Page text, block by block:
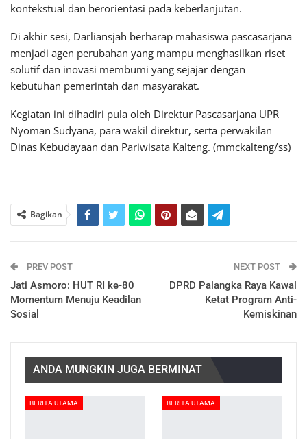
kontekstual dan berorientasi pada keberlanjutan.
Di akhir sesi, Darliansjah berharap mahasiswa pascasarjana
menjadi agen perubahan yang mampu menghasilkan riset
solutif dan inovasi membumi yang sejajar dengan
kebutuhan pemerintah dan masyarakat.
Kegiatan ini dihadiri pula oleh Direktur Pascasarjana UPR
Nyoman Sudyana, para wakil direktur, serta perwakilan
Dinas Kebudayaan dan Pariwisata Kalteng. (mmckalteng/ss)
Bagikan
PREV POST
Jati Asmoro: HUT RI ke-80
Momentum Menuju Keadilan
Sosial
NEXT POST
DPRD Palangka Raya Kawal
Ketat Program Anti-
Kemiskinan
ANDA MUNGKIN JUGA BERMINAT
BERITA UTAMA BERITA UTAMA